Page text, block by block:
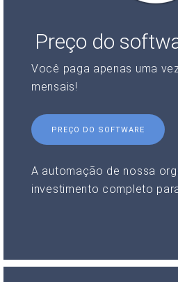
Preço do
Você paga apenas uma
mensais!
PREÇO DO SOFTWARE
A automação de nossa
investimento completo